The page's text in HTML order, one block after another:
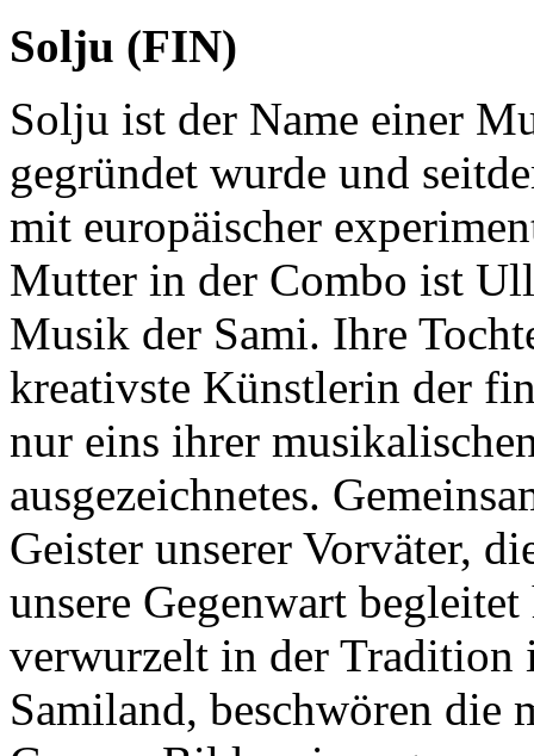
Solju (FIN)
Solju ist der Name einer
gegründet wurde und
mit europäischer
Mutter in der Combo ist
Musik der Sami. Ihre
kreativste Künstlerin der
nur eins ihrer
ausgezeichnetes.
Geister unserer Vorväter,
unsere Gegenwart
verwurzelt in der Tradition
Samiland, beschwören die